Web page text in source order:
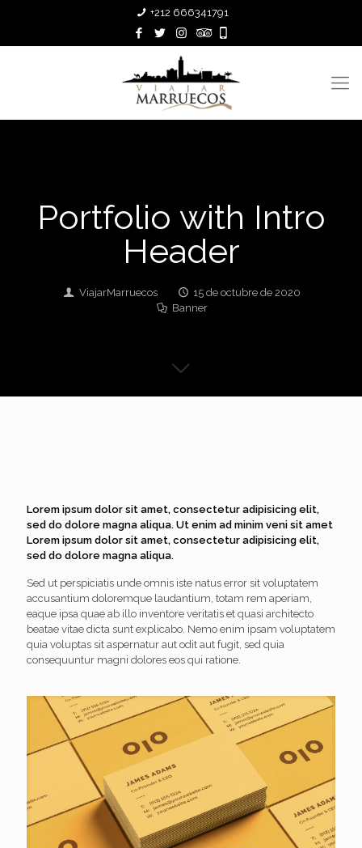
+212 666341791
Portfolio with Intro
Header
ViajarMarruecos
15 de octubre de 2020
Banner
Lorem ipsum dolor sit amet, consectetur adipisicing elit,
sed do dolore magna aliqua. Ut enim ad minim veni sit amet
Lorem ipsum dolor sit amet, consectetur adipisicing elit,
sed do dolore magna aliqua.
Sed ut perspiciatis unde omnis iste natus error sit voluptatem
accusantium doloremque laudantium, totam rem aperiam,
eaque ipsa quae ab illo inventore veritatis et quasi architecto
beatae vitae dicta sunt explicabo. Nemo enim ipsam voluptatem
quia voluptas sit aspernatur aut odit aut fugit, sed quia
consequuntur magni dolores eos qui ratione.